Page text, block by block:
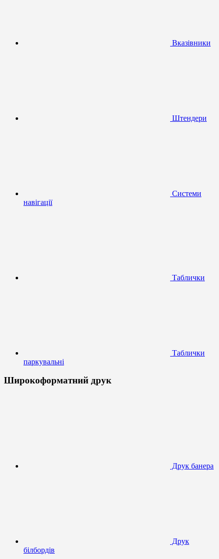
Вказівники
Штендери
Системи
навігації
Таблички
Таблички
паркувальні
Широкоформатний друк
Друк банера
Друк
білбордів